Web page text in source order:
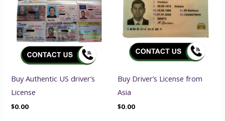
Buy Authentic US driver’s
License
$0.00
Buy Driver’s License from
Asia
$0.00